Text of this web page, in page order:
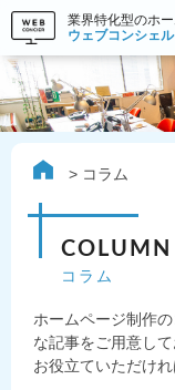
業界特化型のホ
ウェブコンシェル
コラム
COLUMN
コラム
ホームページ制作
な記事をご用意して
お役立ていただけれ